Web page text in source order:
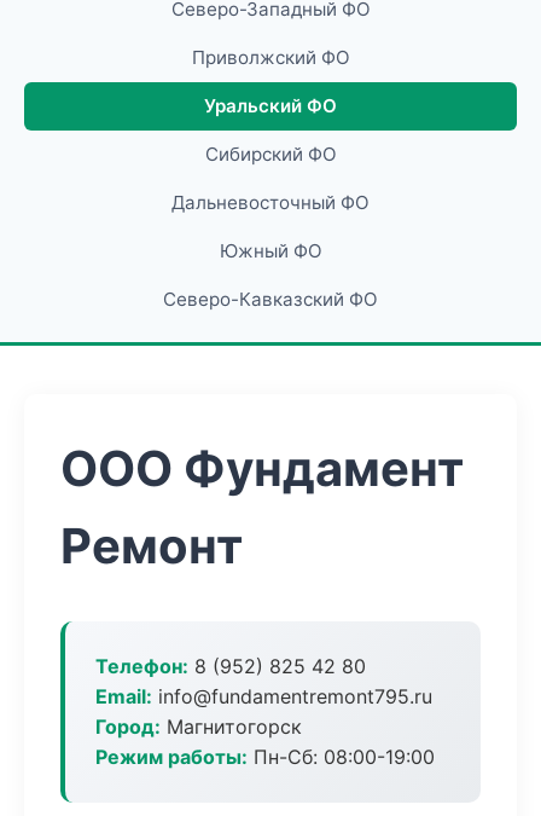
Северо-Западный ФО
Приволжский ФО
Уральский ФО
Сибирский ФО
Дальневосточный ФО
Южный ФО
Северо-Кавказский ФО
ООО Фундамент
Ремонт
Телефон: 8 (952) 825 42 80
Email: info@fundamentremont795.ru
Город: Магнитогорск
Режим работы: Пн-Сб: 08:00-19:00